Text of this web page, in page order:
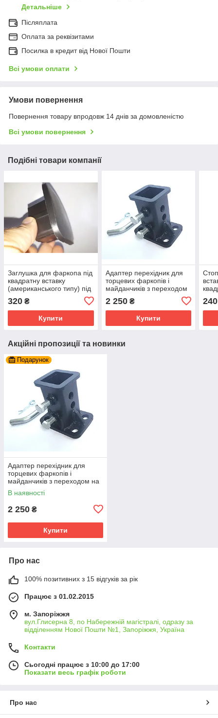
Детальніше
Післяплата
Оплата за реквізитами
Посилка в кредит від Нової Пошти
Всі умови оплати
Умови повернення
Повернення товару впродовж 14 днів за домовленістю
Всі умови повернення
Подібні товари компанії
Заглушка для фаркопа під
квадратну вставку
(американського типу) під
320 ₴
Купити
Адаптер перехідник для
торцевих фаркопів і
майданчиків з переходом
50х50 мм.
2 250₴
Купити
16
240
Акційні пропозиції та новинки
Подарунок
Адаптер перехідник для
торцевих фаркопів і
майданчиків з переходом на
квадратну вставку 50х50 мм.
В наявності
2 250 ₴
Купити
Про нас
100% позитивних з 15 відгуків за рік
Працює з 01.02.2015
м. Запоріжжя
вул.Глисерна 8, по Набережній магістралі, одразу за
відділенням Нової Пошти №1, Запоріжжя, Україна
Контакти
Сьогодні працює з 10:00 до 17:00
Показати весь графік роботи
Про нас